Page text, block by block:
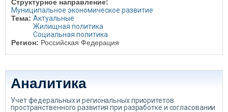
Структурное направление:
Муниципальное экономическое развитие
Тема: Актуальные
Жилищная политика
Социальная политика
Регион: Российская Федерация
Аналитика
Учет федеральных и региональных приоритетов
пространственного развития при разработке и согласовании